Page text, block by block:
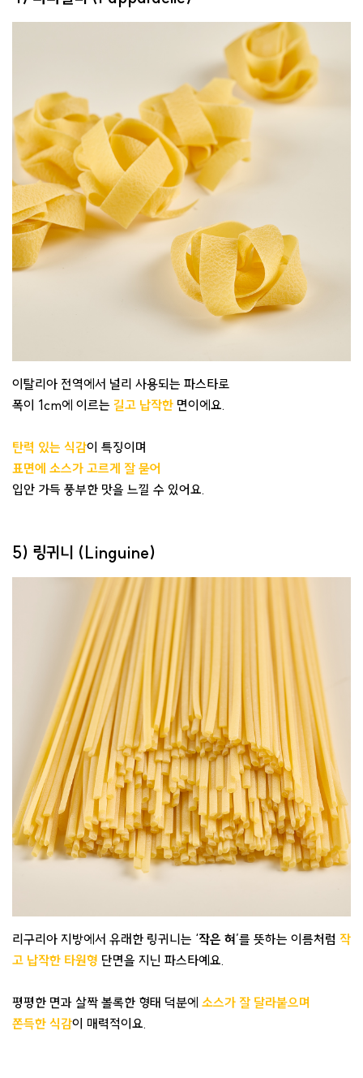
이탈리아 전역에서 널리 사용되는 파스타로
폭이 1cm에 이르는 길고 납작한 면이에요.
탄력 있는 식감이 특징이며
표면에 소스가 고르게 잘 묻어
입안 가득 풍부한 맛을 느낄 수 있어요.
5) 링귀니 (Linguine)
리구리아 지방에서 유래한 링귀니는 ‘작은 혀’를 뜻하는 이름처럼 작
고 납작한 타원형 단면을 지닌 파스타예요.
평평한 면과 살짝 볼록한 형태 덕분에 소스가 잘 달라붙으며
쫀득한 식감이 매력적이요.